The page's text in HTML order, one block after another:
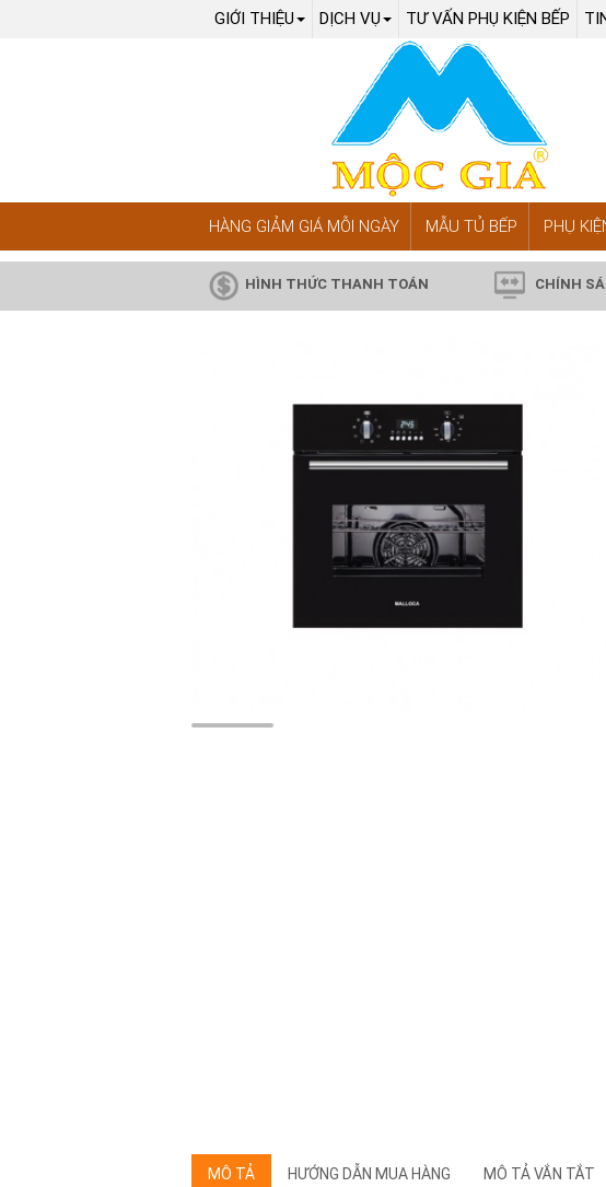
GIỚI THIỆU DỊCH VỤ TƯ VẤN PHỤ KIỆN BẾP
HÀNG GIẢM GIÁ MỖI NGÀY MẪU TỦ BẾP PHỤ
HÌNH THỨC THANH TOÁN CHÍNH
MÔ TẢ HƯỚNG DẪN MUA HÀNG MÔ TẢ VẮN TẮT